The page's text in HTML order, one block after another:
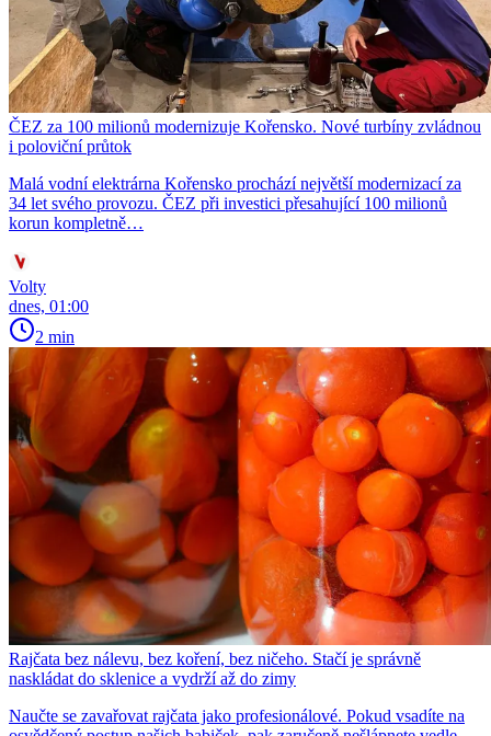
ČEZ za 100 milionů modernizuje Kořensko. Nové turbíny zvládnou
i poloviční průtok
Malá vodní elektrárna Kořensko prochází největší modernizací za
34 let svého provozu. ČEZ při investici přesahující 100 milionů
korun kompletně…
Volty
dnes, 01:00
2 min
Rajčata bez nálevu, bez koření, bez ničeho. Stačí je správně
naskládat do sklenice a vydrží až do zimy
Naučte se zavařovat rajčata jako profesionálové. Pokud vsadíte na